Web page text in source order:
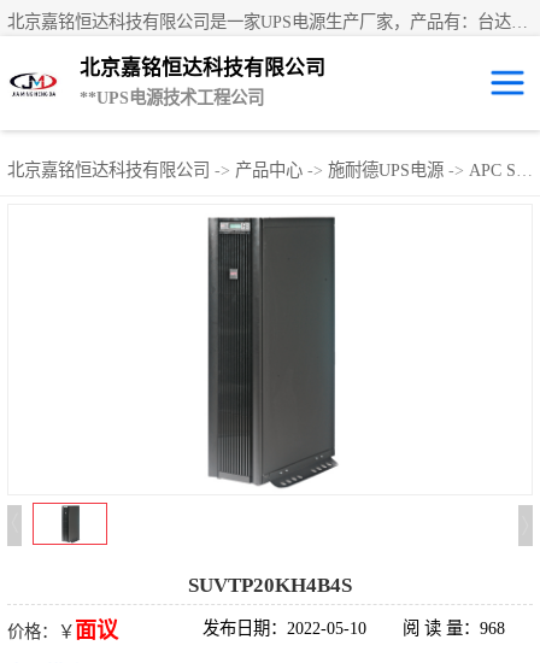
北京嘉铭恒达科技有限公司
**UPS电源技术工程公司
北京嘉铭恒达科技有限公司 -> 产品中心 -> 施耐德UPS电源 -> APC Smart-UPS VT系列
SUVTP20KH4B4S
价格：￥面议 发布日期：2022-05-10 阅 读 量：968
UPS租赁/UPS电
松下蓄电池